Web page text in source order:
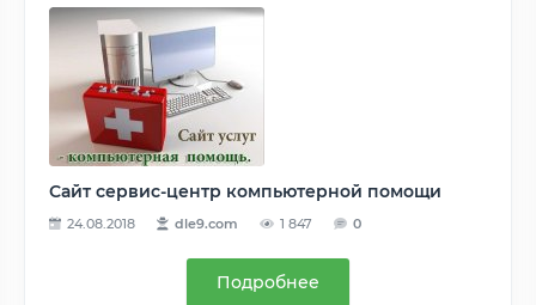
Сайт сервис-центр компьютерной помощи
24.08.2018 dle9.com 1 847 0
Подробнее